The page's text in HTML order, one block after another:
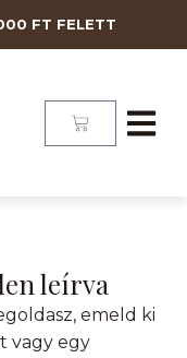
FT FELETT
leírva
emeld ki
vagy egy